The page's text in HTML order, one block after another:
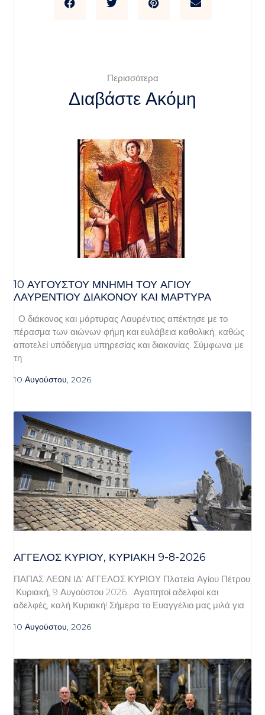
Περισσότερα
Διαβάστε Ακόμη
10 ΑΥΓΟΥΣΤΟΥ ΜΝΗΜΗ ΤΟΥ ΑΓΙΟΥ
ΛΑΥΡΕΝΤΙΟΥ ΔΙΑΚΟΝΟΥ ΚΑΙ ΜΑΡΤΥΡΑ
Ο διάκονος και μάρτυρας Λαυρέντιος απέκτησε με το
πέρασμα των αιώνων φήμη και ευλάβεια καθολική, καθώς
αποτελεί υπόδειγμα υπηρεσίας και διακονίας. Σύμφωνα με
τη
10 Αυγούστου, 2026
ΆΓΓΕΛΟΣ ΚΥΡΊΟΥ, ΚΥΡΙΑΚΉ 9-8-2026
ΠΑΠΑΣ ΛΕΩΝ ΙΔ’ ΑΓΓΕΛΟΣ ΚΥΡΙΟΥ Πλατεία Αγίου Πέτρου
Κυριακή, 9 Αυγούστου 2026 Αγαπητοί αδελφοί και
αδελφές, καλή Κυριακή! Σήμερα το Ευαγγέλιο μας μιλά για
10 Αυγούστου, 2026